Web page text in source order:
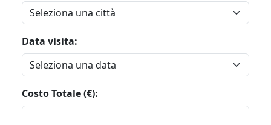
Data visita:
Costo Totale (€):